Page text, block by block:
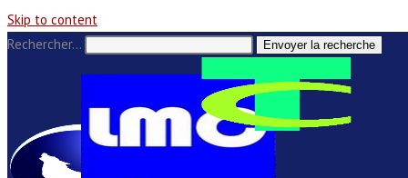
Skip to content
Rechercher…
Envoyer la recherche